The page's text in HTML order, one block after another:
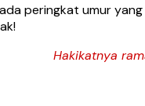
peringkat umur
Hakikatnya